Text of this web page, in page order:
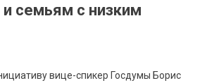
семьям с низким
вице-спикер Госдумы Борис